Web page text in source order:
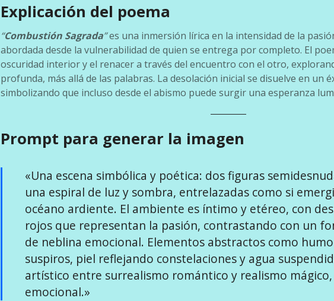
Explicación del poema
“Combustión Sagrada”es una inmersión lírica en la intensidad de la
abordada desde la vulnerabilidad de quien se entrega por completo. El
oscuridad interior y el renacer a través del encuentro con el otro,
profunda, más allá de las palabras. La desolación inicial se disuelve en un
simbolizando que incluso desde el abismo puede surgir una esperanza
Prompt para generar la imagen
«Una escena simbólica y poética: dos figuras
una espiral de luz y sombra, entrelazadas como si
océano ardiente. El ambiente es íntimo y etéreo, con
rojos que representan la pasión, contrastando con un
de neblina emocional. Elementos abstractos como
suspiros, piel reflejando constelaciones y agua
artístico entre surrealismo romántico y realismo
emocional.»